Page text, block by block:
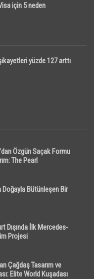
için 5 neden
yüzde 127 arttı
Özgün Saçak Formu
The Pearl
Doğayla Bütünleşen Bir
Dışında İlk Mercedes-
Projesi
Çağdaş Tasarım ve
Elite World Kuşadası